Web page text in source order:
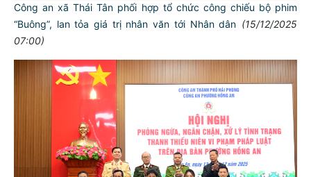
Công an xã Thái Tân phối hợp tổ chức công chiếu bộ phim
“Buông”, lan tỏa giá trị nhân văn tới Nhân dân (15/12/2025
07:00)